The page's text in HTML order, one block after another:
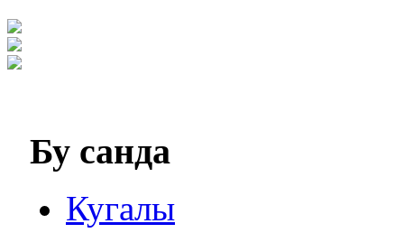
Бу санда
Кугалы